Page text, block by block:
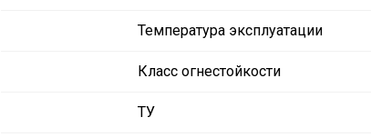
Температура эксплуатации
Класс огнестойкости
ТУ